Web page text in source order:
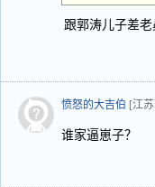
跟郭涛儿子差老
愤怒的大吉伯 [江
谁家逼崽子？